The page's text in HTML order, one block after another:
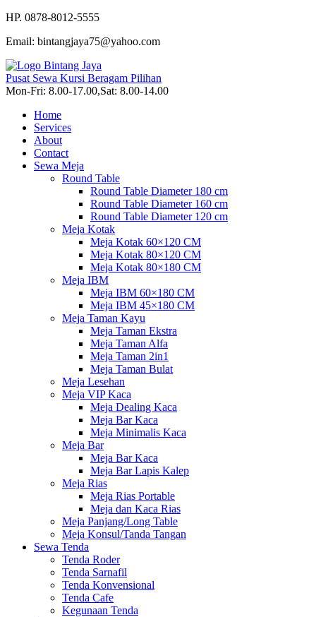
HP. 0878-8012-5555
Email: bintangjaya75@yahoo.com
Pusat Sewa Kursi Beragam Pilihan
Mon-Fri: 8.00-17.00,Sat: 8.00-14.00
Home
Services
About
Contact
Sewa Meja
Round Table
Round Table Diameter 180 cm
Round Table Diameter 160 cm
Round Table Diameter 120 cm
Meja Kotak
Meja Kotak 60×120 CM
Meja Kotak 80×120 CM
Meja Kotak 80×180 CM
Meja IBM
Meja IBM 60×180 CM
Meja IBM 45×180 CM
Meja Taman Kayu
Meja Taman Ekstra
Meja Taman Alfa
Meja Taman 2in1
Meja Taman Bulat
Meja Lesehan
Meja VIP Kaca
Meja Dealing Kaca
Meja Bar Kaca
Meja Minimalis Kaca
Meja Bar
Meja Bar Kaca
Meja Bar Lapis Kalep
Meja Rias
Meja Rias Portable
Meja dan Kaca Rias
Meja Panjang/Long Table
Meja Konsul/Tanda Tangan
Sewa Tenda
Tenda Roder
Tenda Sarnafil
Tenda Konvensional
Tenda Cafe
Kegunaan Tenda